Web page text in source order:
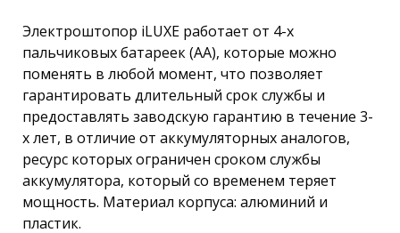
Электроштопор iLUXE работает от 4-х
пальчиковых батареек (АА), которые можно
поменять в любой момент, что позволяет
гарантировать длительный срок службы и
предоставлять заводскую гарантию в течение 3-
х лет, в отличие от аккумуляторных аналогов,
ресурс которых ограничен сроком службы
аккумулятора, который со временем теряет
мощность. Материал корпуса: алюминий и
пластик.